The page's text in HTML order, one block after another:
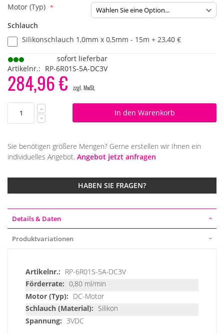
springen
Motor (Typ)
Schlauch
Silikonschlauch 1,0mm x 0,5mm - 15m + 23,40 €
sofort lieferbar
Artikelnr.
RP-6R01S-5A-DC3V
284,96 €
In den Warenkorb
Sie benötigen größere Mengen? Gerne erstellen wir Ihnen ein
individuelles Angebot. Angebot jetzt anfragen
HABEN SIE FRAGEN?
Details & Daten
Produktvariationen
Details
&
RP-6R01S-5A-DC3V
0,80 ml/min
DC-Motor
Silikon
3VDC